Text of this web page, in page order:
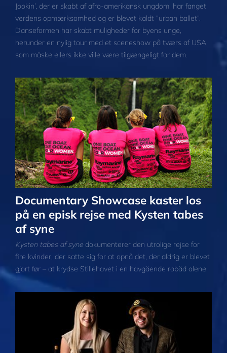
Jookin’, der er skabt af afro-amerikansk ungdom, har fanget
verdens opmærksomhed og er blevet kaldt ”urban ballet”.
Danseformen har skabt muligheder for byens unge,
herunder en nylig tour med et sceneshow på tværs af USA,
som måske ellers ikke ville være tilgængeligt for dem.
Documentary Showcase kaster los
på en episk rejse med Kysten tabes
af syne
Kysten tabes af syne dokumenterer den utrolige rejse for
fire kvinder, der satte sig for at opnå det, der aldrig er blevet
gjort før – at krydse Stillehavet i en havgående robåd alene.